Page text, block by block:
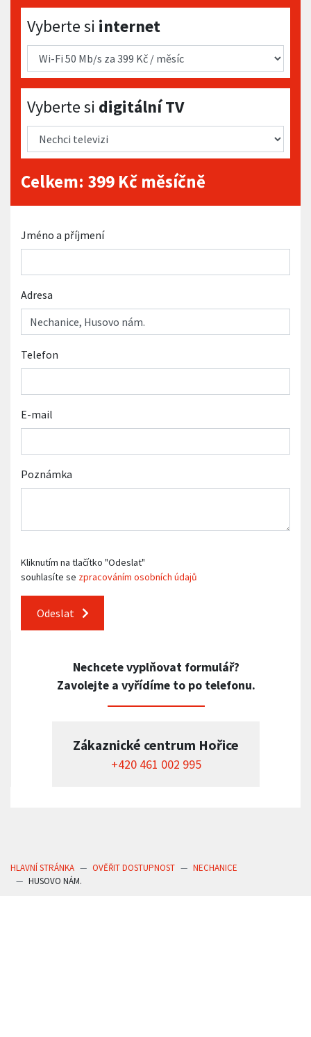
Vyberte si internet
Vyberte si internet
Vyberte si digitální TV
Vyberte si digitální TV
Celkem: 399 Kč měsíčně
Jméno a příjmení
Adresa
Telefon
E-mail
Poznámka
Kliknutím na tlačítko "Odeslat"
souhlasíte se zpracováním osobních údajů
Odeslat
Nechcete vyplňovat formulář?
Zavolejte a vyřídíme to po telefonu.
Zákaznické centrum Hořice
+420 461 002 995
HLAVNÍ STRÁNKA OVĚŘIT DOSTUPNOST
NECHANICE
HUSOVO NÁM.